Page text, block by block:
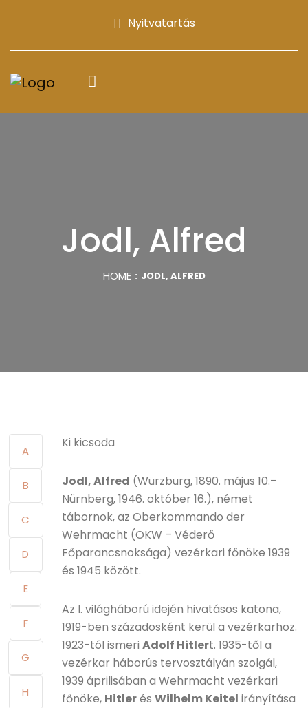
Nyitvatartás
Jodl, Alfred
HOME JODL, ALFRED
A
B
C
D
E
F
G
H
Ki kicsoda
Jodl, Alfred (Würzburg, 1890. május 10.–
Nürnberg, 1946. október 16.), német
tábornok, az Oberkommando der
Wehrmacht (OKW – Véderő
Főparancsnoksága) vezérkari főnöke 1939
és 1945 között.
Az I. világháború idején hivatásos katona,
1919-ben századosként kerül a vezérkarhoz.
1923-tól ismeri Adolf Hitlert. 1935-től a
vezérkar háborús tervosztályán szolgál,
1939 áprilisában a Wehrmacht vezérkari
főnöke, Hitlerés Wilhelm Keitel irányítása